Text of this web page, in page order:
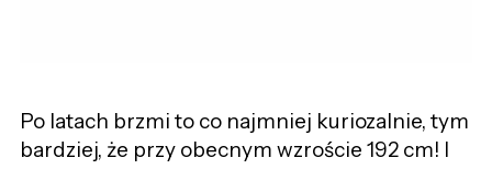
Po latach brzmi to co najmniej kuriozalnie, tym
bardziej, że przy obecnym wzroście 192 cm! I